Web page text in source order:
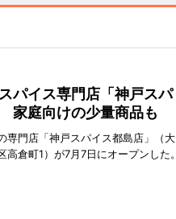
パイス専門店「神戸スパ
家庭向けの少量商品も
専門店「神戸スパイス都島店」（大
高倉町1）が7月7日にオープンした。